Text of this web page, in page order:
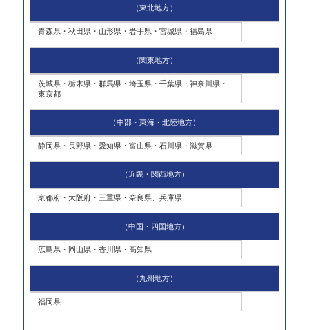
（東北地方）
青森県・秋田県・山形県・岩手県・宮城県・福島県
（関東地方）
茨城県・栃木県・群馬県・埼玉県・千葉県・神奈川県・
東京都
（中部・東海・北陸地方）
静岡県・長野県・愛知県・富山県・石川県・滋賀県
（近畿・関西地方）
京都府・大阪府・三重県・奈良県、兵庫県
（中国・四国地方）
広島県・岡山県・香川県・高知県
（九州地方）
福岡県